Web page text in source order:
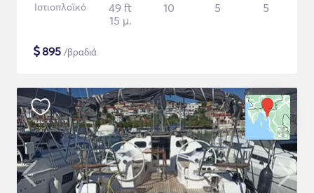
Ιστιοπλοϊκό
49 ft
15 μ.
10 5 5
$895 /βραδιά